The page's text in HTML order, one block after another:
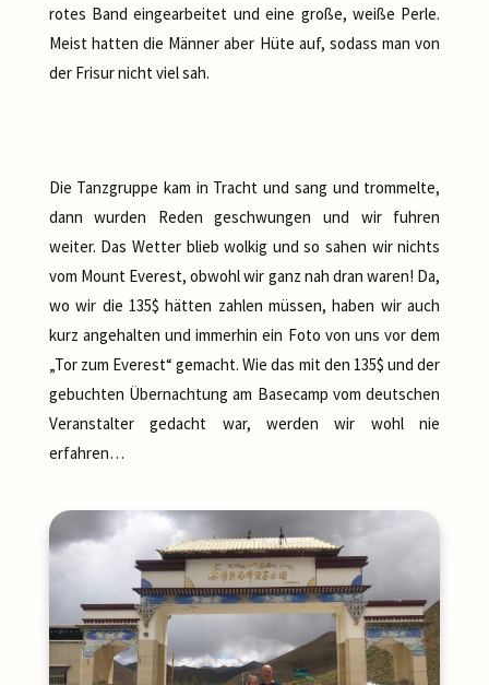
rotes Band eingearbeitet und eine große, weiße Perle.
Meist hatten die Männer aber Hüte auf, sodass man von
der Frisur nicht viel sah.
Die Tanzgruppe kam in Tracht und sang und trommelte,
dann wurden Reden geschwungen und wir fuhren
weiter. Das Wetter blieb wolkig und so sahen wir nichts
vom Mount Everest, obwohl wir ganz nah dran waren! Da,
wo wir die 135$ hätten zahlen müssen, haben wir auch
kurz angehalten und immerhin ein Foto von uns vor dem
„Tor zum Everest“ gemacht. Wie das mit den 135$ und der
gebuchten Übernachtung am Basecamp vom deutschen
Veranstalter gedacht war, werden wir wohl nie
erfahren…